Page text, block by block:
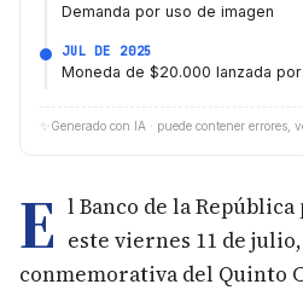
Demanda por uso de imagen
JUL DE 2025
Moneda de $20.000 lanzada
✨ Generado con IA · puede contener errores,
E l Banco de la
este viernes 11 de
conmemorativa del Quinto